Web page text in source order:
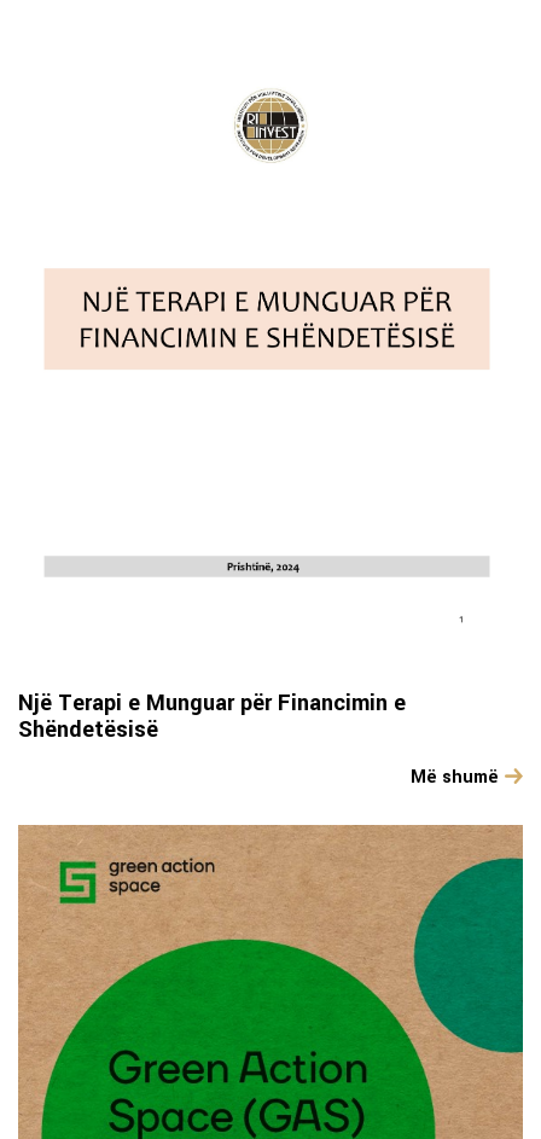
Një Terapi e Munguar për Financimin e
Shëndetësisë
Më shumë